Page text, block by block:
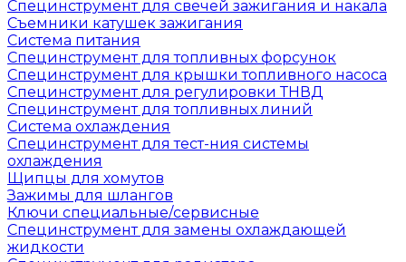
Специнструмент для свечей зажигания и накала
Съемники катушек зажигания
Система питания
Специнструмент для топливных форсунок
Специнструмент для крышки топливного насоса
Специнструмент для регулировки ТНВД
Специнструмент для топливных линий
Система охлаждения
Специнструмент для тест-ния системы
охлаждения
Щипцы для хомутов
Зажимы для шлангов
Ключи специальные/сервисные
Специнструмент для замены охлаждающей
жидкости